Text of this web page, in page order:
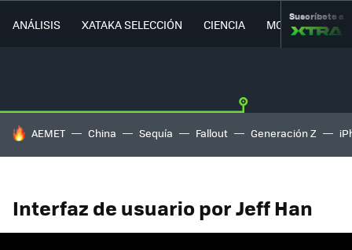
ANÁLISIS XATAKA SELECCIÓN CIENCIA MOVILIDAD
Suscríbete a
HOY SE HABLA DE
AEMET China Sequía Fallout Generación Z
Interfaz de usuario por Jeff Han